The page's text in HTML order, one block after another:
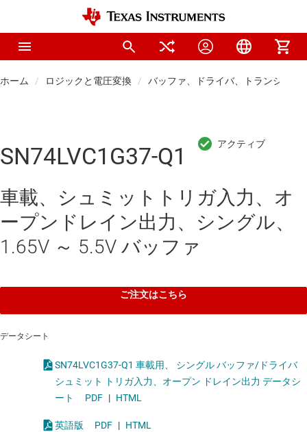
ホーム ロジックと電圧変換 バッファ、ドライバ、トランシーバ
SN74LVC1G37-Q1
車載、シュミットトリガ入力、オ
ープンドレイン出力、シングル、
1.65V ～ 5.5V バッファ
ご注文はこちら
データシート
SN74LVC1G37-Q1 車載用、 シングル バッファ/ドライバ
シュミット トリガ入力、オープン ドレイン出力 データシ
ート
PDF | HTML
英語版 PDF | HTML